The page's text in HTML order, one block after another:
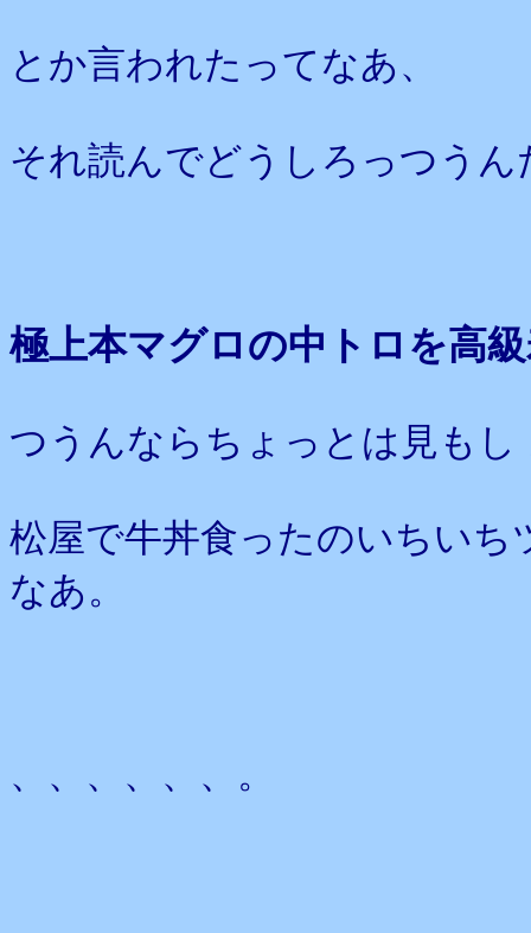
とか言われたってなあ、
それ読んでどうしろっつうん
極上本マグロの中トロを高
つうんならちょっとは見もし
松屋で牛丼食ったのいちい
なあ。
、、、、、、。